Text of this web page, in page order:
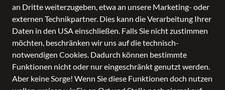
an Dritte weiterzugeben, etwa an unsere Marketing- oder
externen Technikpartner. Dies kann die Verarbeitung Ihrer
Daten in den USA einschließen. Falls Sie nicht zustimmen
möchten, beschränken wir uns auf die technisch-
notwendigen Cookies. Dadurch können bestimmte
Funktionen nicht oder nur eingeschränkt genutzt werden.
Aber keine Sorge! Wenn Sie diese Funktionen doch nutzen